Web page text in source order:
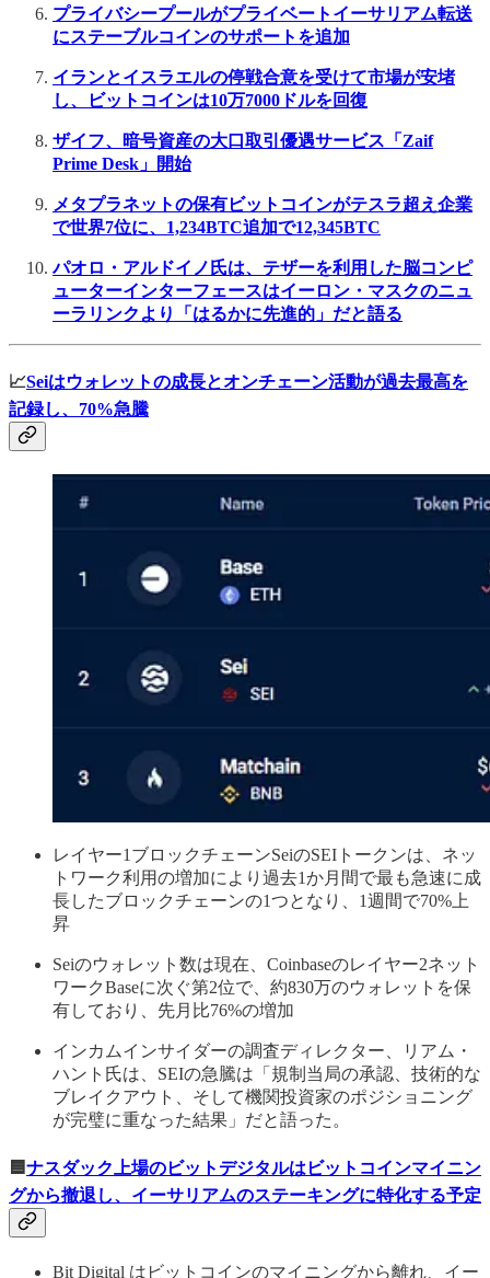
プライバシープールがプライベートイーサリアム転送
にステーブルコインのサポートを追加
イランとイスラエルの停戦合意を受けて市場が安堵
し、ビットコインは10万7000ドルを回復
ザイフ、暗号資産の大口取引優遇サービス「Zaif
Prime Desk」開始
メタプラネットの保有ビットコインがテスラ超え企業
で世界7位に、1,234BTC追加で12,345BTC
パオロ・アルドイノ氏は、テザーを利用した脳コンピ
ューターインターフェースはイーロン・マスクのニュ
ーラリンクより「はるかに先進的」だと語る
📈Seiはウォレットの成長とオンチェーン活動が過去最高を
記録し、70%急騰
レイヤー1ブロックチェーンSeiのSEIトークンは、ネッ
トワーク利用の増加により過去1か月間で最も急速に成
長したブロックチェーンの1つとなり、1週間で70%上
昇
Seiのウォレット数は現在、Coinbaseのレイヤー2ネット
ワークBaseに次ぐ第2位で、約830万のウォレットを保
有しており、先月比76%の増加
インカムインサイダーの調査ディレクター、リアム・
ハント氏は、SEIの急騰は「規制当局の承認、技術的な
ブレイクアウト、そして機関投資家のポジショニング
が完璧に重なった結果」だと語った。
🟦ナスダック上場のビットデジタルはビットコインマイニン
グから撤退し、イーサリアムのステーキングに特化する予定
Bit Digital はビットコインのマイニングから離れ、イー